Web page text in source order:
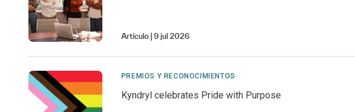
Artículo 9 jul 2026
PREMIOS Y RECONOCIMIENTOS
Kyndryl celebrates Pride with Purpose